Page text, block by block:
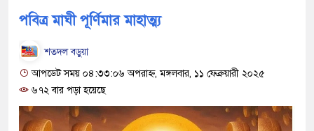
পবিত্র মাঘী পূর্ণিমার মাহাত্ম্য
শতদল বড়ুয়া
আপডেট সময় ০৪:৩৩:০৬ অপরাহ্ন, মঙ্গলবার, ১১ ফেব্রুয়ারী ২০২৫
৬৭২ বার পড়া হয়েছে